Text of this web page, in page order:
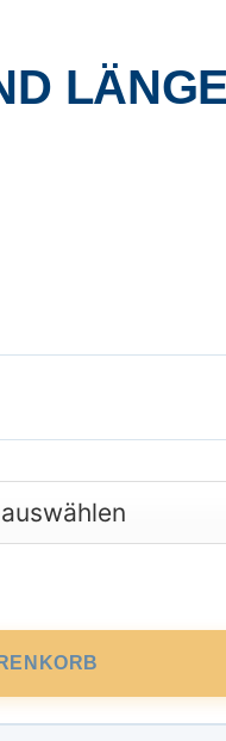
LÄNGE
Teilung,